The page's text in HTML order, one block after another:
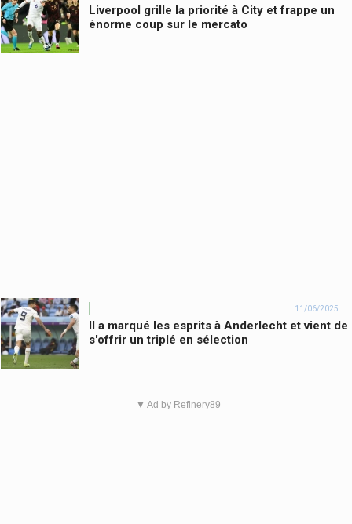
Liverpool grille la priorité à City et frappe un
énorme coup sur le mercato
11/06/2025
Il a marqué les esprits à Anderlecht et vient de
s'offrir un triplé en sélection
▼ Ad by Refinery89